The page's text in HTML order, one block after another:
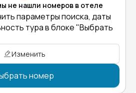
не нашли номеров в отеле
параметры поиска, даты
тура в блоке "Выбрать
Изменить
номер